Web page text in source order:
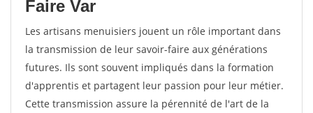
Faire Var
Les artisans menuisiers jouent un rôle important dans
la transmission de leur savoir-faire aux générations
futures. Ils sont souvent impliqués dans la formation
d'apprentis et partagent leur passion pour leur métier.
Cette transmission assure la pérennité de l'art de la